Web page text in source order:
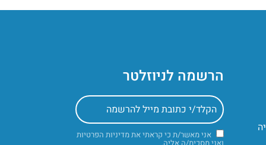
הרשמה לניוזלטר
אני מאשר/ת כי קראתי אתמדיניות הפרטיות